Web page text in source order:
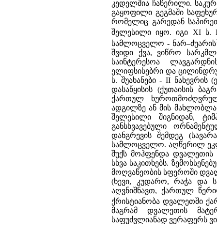
კედელშია ჩაწერილი.
გაყოფილი გეგმაში
რომელიც გარედან
შელესილი იყო. იგი XI
სამლოცველო - ნარ–ძუარის
შვიდი ქვა, ვიწრო
საინტერესოა
ელიფსისებრი და
ს. შუახანები - II
დასაწყისის (ქუთაისის
ქართულ
ადგილზე ან მის
შელესილი შიგნიდან,
განსხვავებული
დანგრევის შემდეგ
სამლოცველო. აღწერილ
შუქს მოჰფენდა
სხვა საკითხებს.
მოღვაწეობის სფეროში
(ხევი, კუდარო, რაჭა და
აღვნიშნავთ, ქართულ
ქრისტიანობა დვალეთში
მაგრამ დვალეთის
საფუძვლიანად ვერაფერს